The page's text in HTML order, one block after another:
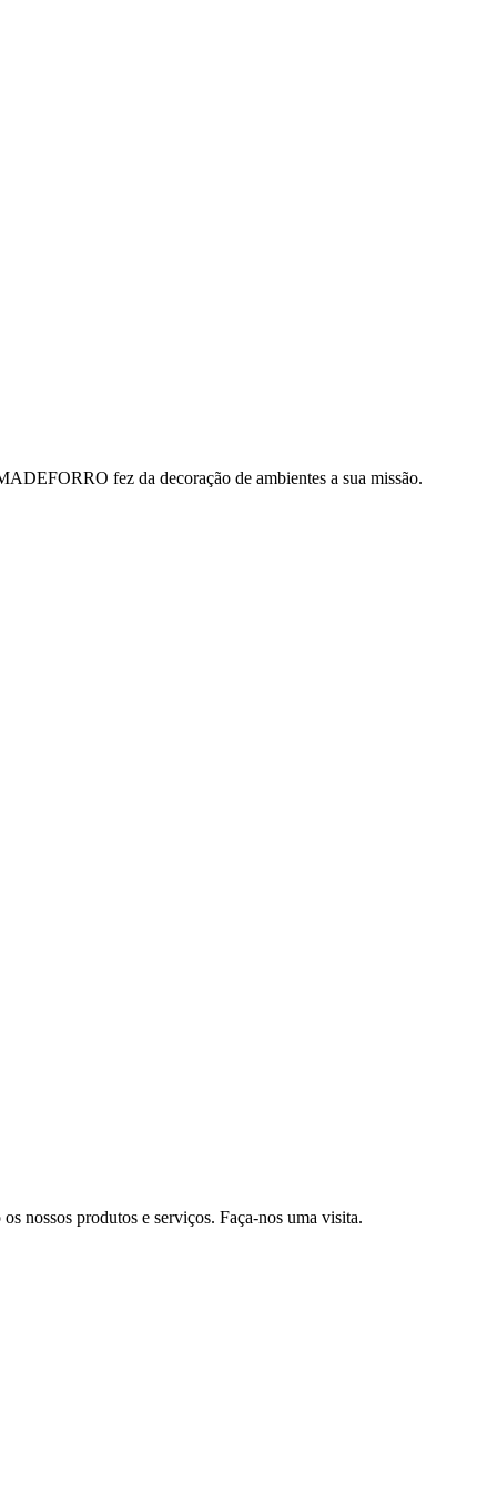
fez da decoração de ambientes a sua missão.
nossos produtos e serviços. Faça-nos uma visita.